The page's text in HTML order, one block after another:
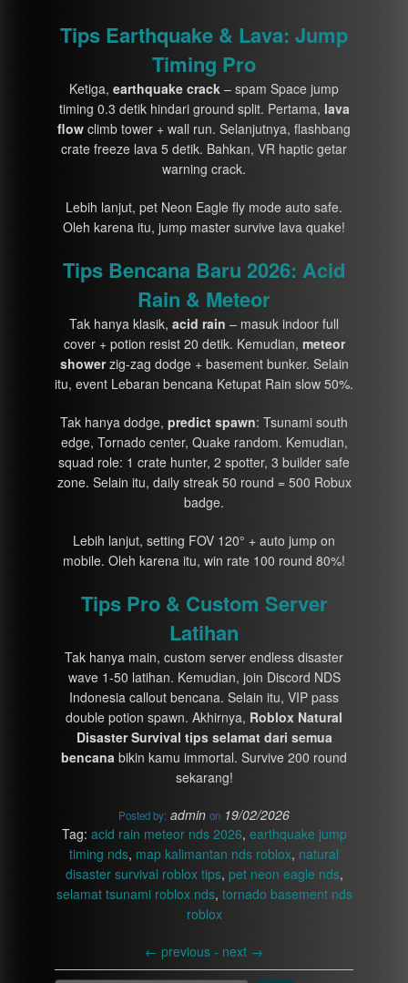
Tips Earthquake & Lava: Jump
Timing Pro
Ketiga, earthquake crack – spam Space jump
timing 0.3 detik hindari ground split. Pertama, lava
flow climb tower + wall run. Selanjutnya, flashbang
crate freeze lava 5 detik. Bahkan, VR haptic getar
warning crack.
Lebih lanjut, pet Neon Eagle fly mode auto safe.
Oleh karena itu, jump master survive lava quake!
Tips Bencana Baru 2026: Acid
Rain & Meteor
Tak hanya klasik, acid rain – masuk indoor full
cover + potion resist 20 detik. Kemudian, meteor
showerzig-zag dodge + basement bunker. Selain
itu, event Lebaran bencana Ketupat Rain slow 50%.
Tak hanya dodge, predict spawn: Tsunami south
edge, Tornado center, Quake random. Kemudian,
squad role: 1 crate hunter, 2 spotter, 3 builder safe
zone. Selain itu, daily streak 50 round = 500 Robux
badge.
Lebih lanjut, setting FOV 120° + auto jump on
mobile. Oleh karena itu, win rate 100 round 80%!
Tips Pro & Custom Server
Latihan
Tak hanya main, custom server endless disaster
wave 1-50 latihan. Kemudian, join Discord NDS
Indonesia callout bencana. Selain itu, VIP pass
double potion spawn. Akhirnya, Roblox Natural
Disaster Survival tips selamat dari semua
bencana bikin kamu immortal. Survive 200 round
sekarang!
Posted by: admin on 19/02/2026
Tag: acid rain meteor nds 2026, earthquake jump
timing nds, map kalimantan nds roblox, natural
disaster survival roblox tips, pet neon eagle nds,
selamat tsunami roblox nds, tornado basement nds
roblox
← previous - next →